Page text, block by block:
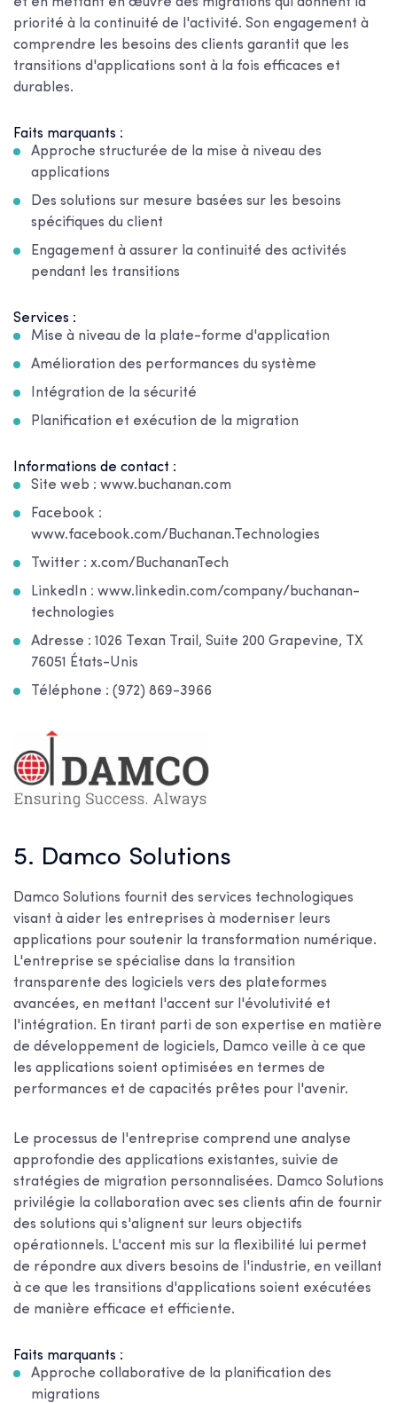
et en mettant en œuvre des migrations qui donnent la
priorité à la continuité de l'activité. Son engagement à
comprendre les besoins des clients garantit que les
transitions d'applications sont à la fois efficaces et
durables.
Faits marquants :
Approche structurée de la mise à niveau des
applications
Des solutions sur mesure basées sur les besoins
spécifiques du client
Engagement à assurer la continuité des activités
pendant les transitions
Services :
Mise à niveau de la plate-forme d'application
Amélioration des performances du système
Intégration de la sécurité
Planification et exécution de la migration
Informations de contact :
Site web : www.buchanan.com
Facebook :
www.facebook.com/Buchanan.Technologies
Twitter : x.com/BuchananTech
LinkedIn : www.linkedin.com/company/buchanan-
technologies
Adresse : 1026 Texan Trail, Suite 200 Grapevine, TX
76051 États-Unis
Téléphone : (972) 869-3966
5. Damco Solutions
Damco Solutions fournit des services technologiques
visant à aider les entreprises à moderniser leurs
applications pour soutenir la transformation numérique.
L'entreprise se spécialise dans la transition
transparente des logiciels vers des plateformes
avancées, en mettant l'accent sur l'évolutivité et
l'intégration. En tirant parti de son expertise en matière
de développement de logiciels, Damco veille à ce que
les applications soient optimisées en termes de
performances et de capacités prêtes pour l'avenir.
Le processus de l'entreprise comprend une analyse
approfondie des applications existantes, suivie de
stratégies de migration personnalisées. Damco Solutions
privilégie la collaboration avec ses clients afin de fournir
des solutions qui s'alignent sur leurs objectifs
opérationnels. L'accent mis sur la flexibilité lui permet
de répondre aux divers besoins de l'industrie, en veillant
à ce que les transitions d'applications soient exécutées
de manière efficace et efficiente.
Faits marquants :
Approche collaborative de la planification des
migrations